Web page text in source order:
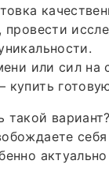
провести
или сил на
купить
такой